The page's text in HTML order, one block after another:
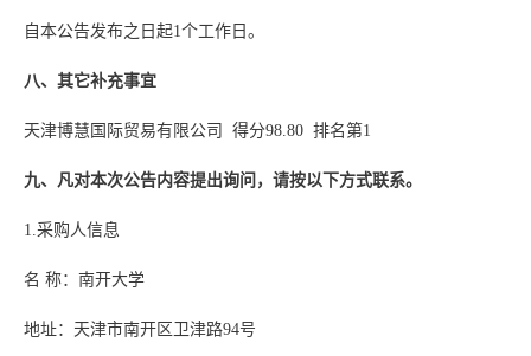
自本公告发布之日起1个工作日。
八、其它补充事宜
天津博慧国际贸易有限公司 得分98.80 排名第1
九、凡对本次公告内容提出询问，请按以下方式联系。
1.采购人信息
名 称：南开大学
地址：天津市南开区卫津路94号